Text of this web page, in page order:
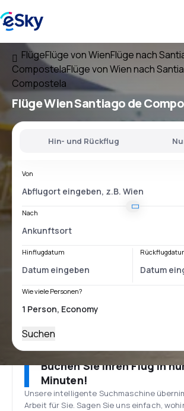
FlügeFlüge von WienFlüge nach
CompostelaFlüge von Wien nach
Compostela
FlügeWien Santiago de
Hin- und Rückflug
Von
Nach
Hinflugdatum
Wie viele Personen?
Suchen
Buchen Sie Ihren Flug in
Minuten!
Unsere intelligente Suchmaschine
Arbeit für Sie. Sagen Sie uns einfach,